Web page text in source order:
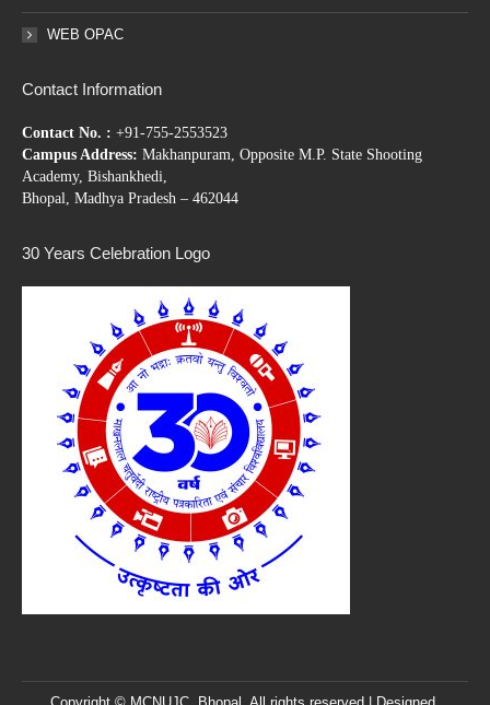
WEB OPAC
Contact Information
Contact No. : +91-755-2553523
Campus Address: Makhanpuram, Opposite M.P. State Shooting
Academy, Bishankhedi,
Bhopal, Madhya Pradesh – 462044
30 Years Celebration Logo